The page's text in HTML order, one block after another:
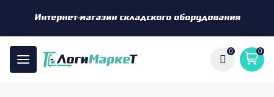
Интернет-магазин складского оборудования
0 0